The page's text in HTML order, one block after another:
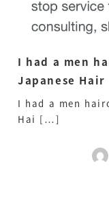
I had a men
Japanese Hair
I had a men
Hai […]